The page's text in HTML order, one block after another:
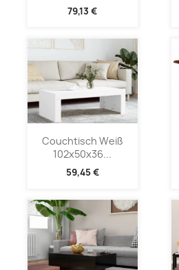
79,13 €
Couchtisch Weiß
102x50x36...
59,45 €